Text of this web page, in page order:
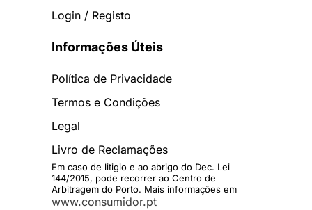
Login / Registo
Informações Úteis
Política de Privacidade
Termos e Condições
Legal
Livro de Reclamações
Em caso de litigio e ao abrigo do Dec. Lei
144/2015, pode recorrer ao Centro de
Arbitragem do Porto. Mais informações em
www.consumidor.pt